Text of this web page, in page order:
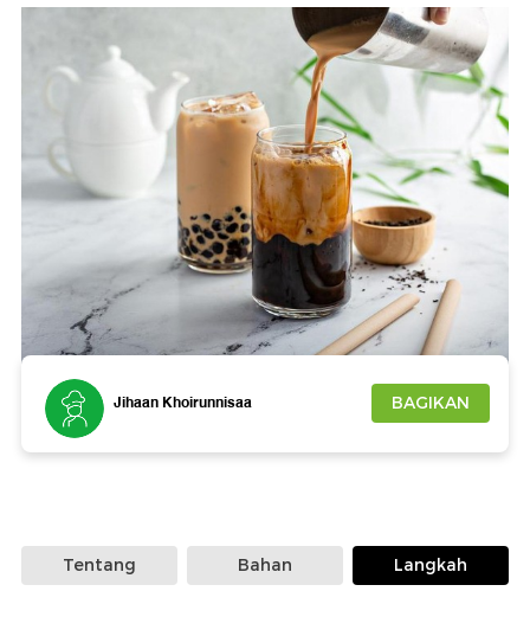
Foto: Shutterstock
Jihaan Khoirunnisaa BAGIKAN
Tentang Bahan Langkah